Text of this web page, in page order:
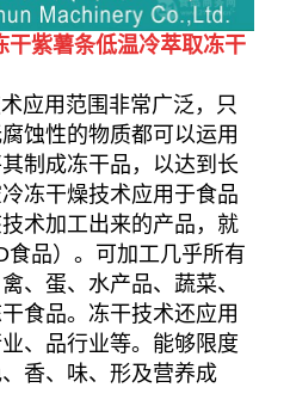
干紫薯条低温冷萃取冻干
用范围非常广泛，只
蚀性的物质都可以运用
制成冻干品，以达到长
冻干燥技术应用于食品
术加工出来的产品，就
食品）。可加工几乎所有
、蛋、水产品、蔬菜、
食品。冻干技术还应用
、品行业等。能够限度
香、味、形及营养成